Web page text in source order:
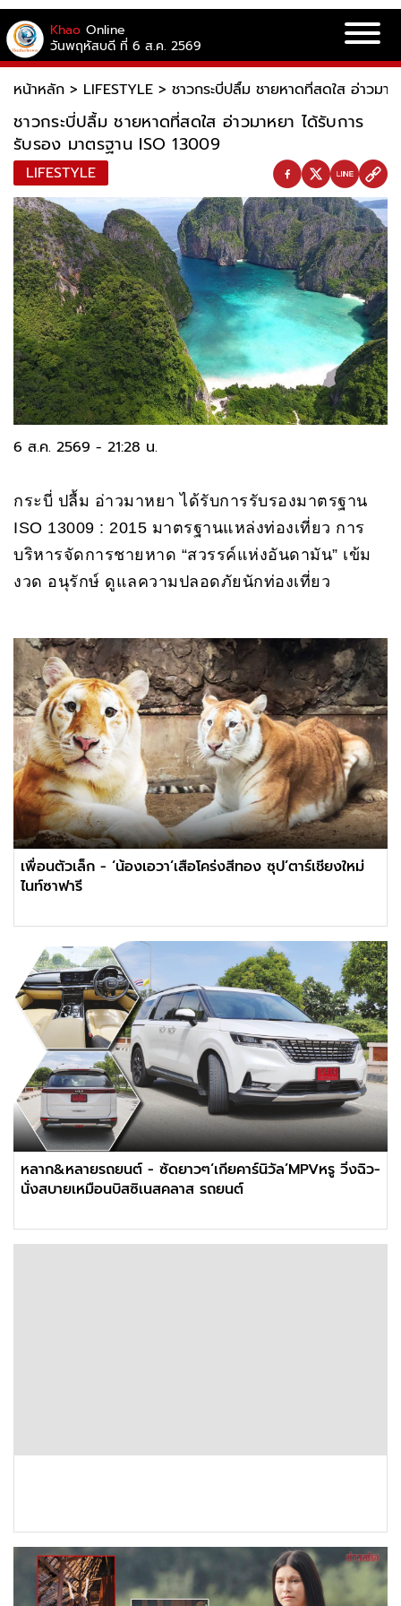
Khao Online
วันพฤหัสบดี ที่ 6 ส.ค. 2569
หน้าหลัก > LIFESTYLE > ชาวกระบี่ปลื้ม ชายหาดที่สดใส อ่าวมา
ชาวกระบี่ปลื้ม ชายหาดที่สดใส อ่าวมาหยา ได้รับการ
รับรอง มาตรฐาน ISO 13009
LIFESTYLE
6 ส.ค. 2569 - 21:28 น.
กระบี่ ปลื้ม อ่าวมาหยา ได้รับการรับรองมาตรฐาน
ISO 13009 : 2015 มาตรฐานแหล่งท่องเที่ยว การ
บริหารจัดการชายหาด “สวรรค์แห่งอันดามัน” เข้ม
งวด อนุรักษ์ ดูแลความปลอดภัยนักท่องเที่ยว
เพื่อนตัวเล็ก - ‘น้องเอวา’เสือโคร่งสีทอง ซุป’ตาร์เชียงใหม่
ไนท์ซาฟารี
หลาก&หลายรถยนต์ - ซัดยาวๆ‘เกียคาร์นิวัล’MPVหรู วิ่งฉิว-
นั่งสบายเหมือนบิสซิเนสคลาส รถยนต์